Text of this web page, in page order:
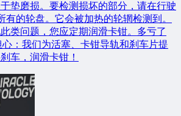
垫磨损。要检测损坏的部分，请在行驶
有的轮盘。它会被加热的轮辋检测到。
类问题，您应定期润滑卡钳。多亏了
：我们为活塞、卡钳导轨和刹车片提
车，润滑卡钳！